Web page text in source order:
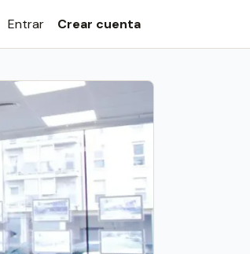
Entrar Crear cuenta